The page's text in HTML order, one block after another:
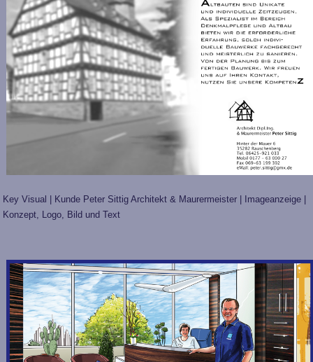
Key Visual | Kunde Peter Sittig Architekt & Maurermeister | Imageanzeige |
Konzept, Logo, Bild und Text